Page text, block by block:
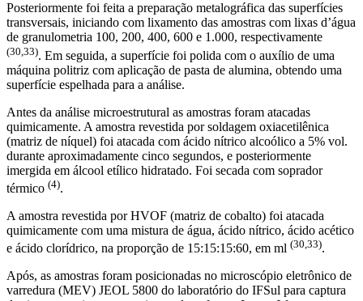
Posteriormente foi feita a preparação metalográfica das superfícies
transversais, iniciando com lixamento das amostras com lixas d’água
de granulometria 100, 200, 400, 600 e 1.000, respectivamente
(30,33). Em seguida, a superfície foi polida com o auxílio de uma
máquina politriz com aplicação de pasta de alumina, obtendo uma
superfície espelhada para a análise.
Antes da análise microestrutural as amostras foram atacadas
quimicamente. A amostra revestida por soldagem oxiacetilênica
(matriz de níquel) foi atacada com ácido nítrico alcoólico a 5% vol.
durante aproximadamente cinco segundos, e posteriormente
imergida em álcool etílico hidratado. Foi secada com soprador
térmico (4).
A amostra revestida por HVOF (matriz de cobalto) foi atacada
quimicamente com uma mistura de água, ácido nítrico, ácido acético
e ácido clorídrico, na proporção de 15:15:15:60, em ml (30,33).
Após, as amostras foram posicionadas no microscópio eletrônico de
varredura (MEV) JEOL 5800 do laboratório do IFSul para captura